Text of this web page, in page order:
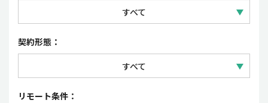
すべて
Web・クリエイティブ
契約形態：
すべて
リモート条件：